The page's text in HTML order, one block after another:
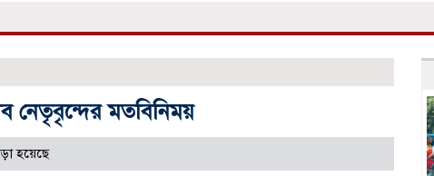
নেতৃবৃন্দের মতবিনিময়
হয়েছে